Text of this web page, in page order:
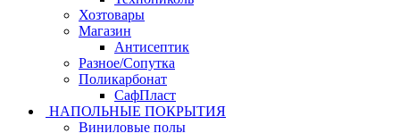
Хозтовары
Магазин
Антисептик
Разное/Сопутка
Поликарбонат
СафПласт
НАПОЛЬНЫЕ ПОКРЫТИЯ
Виниловые полы